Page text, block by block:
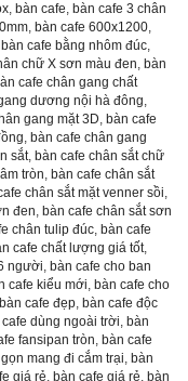
, bàn cafe, bàn cafe 3 chân
, bàn cafe 600x1200,
bàn cafe bằng nhôm đúc,
chữ X sơn màu đen, bàn
cafe chân gang chất
dương nội hà đông,
gang mặt 3D, bàn cafe
, bàn cafe chân gang
sắt, bàn cafe chân sắt chữ
tròn, bàn cafe chân sắt
chân sắt mặt venner sồi,
đen, bàn cafe chân sắt sơn
chân tulip đúc, bàn cafe
cafe chất lượng giá tốt,
người, bàn cafe cho ban
cafe kiểu mới, bàn cafe cho
bàn cafe đẹp, bàn cafe độc
cafe dùng ngoài trời, bàn
fansipan tròn, bàn cafe
mang đi cắm trại, bàn
giá rẻ, bàn cafe giá rẻ, bàn